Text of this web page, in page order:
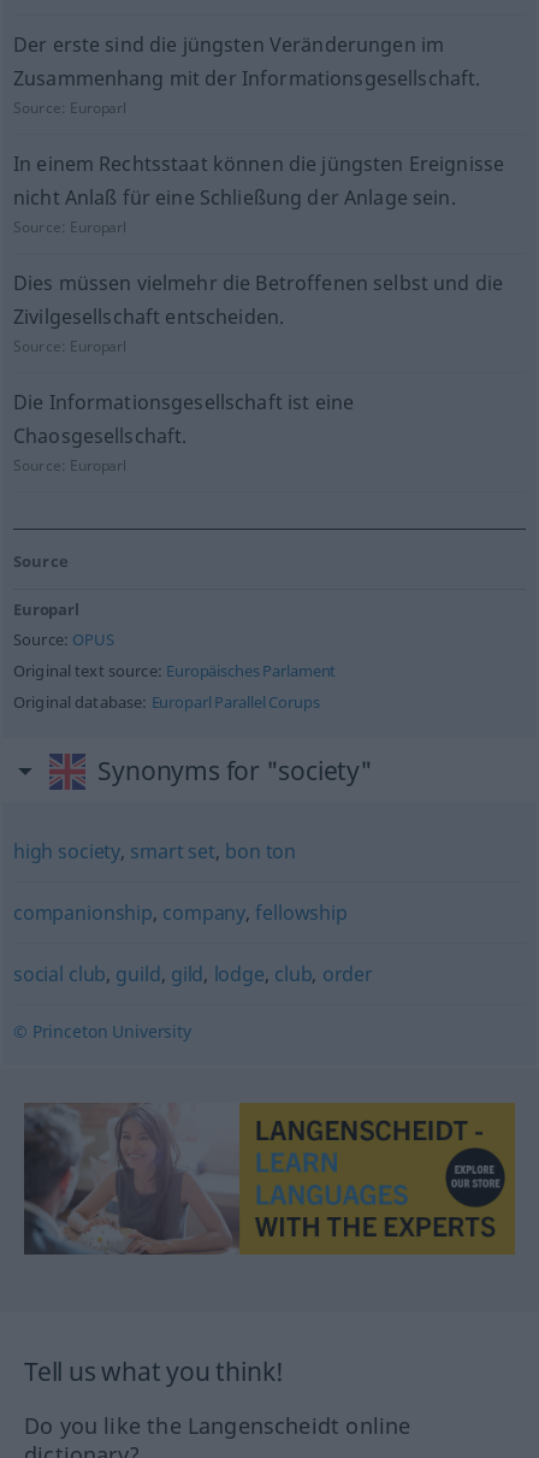
Der erste sind die jüngsten Veränderungen im
Zusammenhang mit der Informationsgesellschaft.
Source: Europarl
In einem Rechtsstaat können die jüngsten Ereignisse
nicht Anlaß für eine Schließung der Anlage sein.
Source: Europarl
Dies müssen vielmehr die Betroffenen selbst und die
Zivilgesellschaft entscheiden.
Source: Europarl
Die Informationsgesellschaft ist eine
Chaosgesellschaft.
Source: Europarl
Source
Europarl
Source: OPUS
Original text source: Europäisches Parlament
Original database: Europarl Parallel Corups
Synonyms for "society"
high society, smart set, bon ton
companionship, company,fellowship
social club, guild, gild, lodge, club, order
© Princeton University
Tell us what you think!
Do you like the Langenscheidt online